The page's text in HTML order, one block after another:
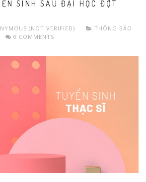
SINH SAU ĐẠI HỌC ĐỢT
(NOT VERIFIED)
THÔNG BÁO
0 COMMENTS